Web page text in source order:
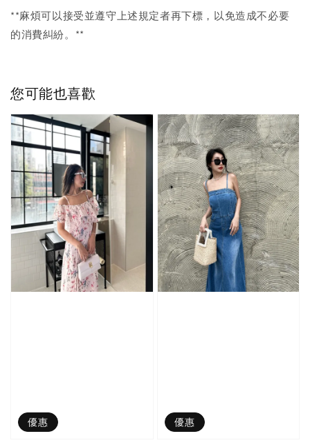
**麻煩可以接受並遵守上述規定者再下標，以免造成不必要
的消費糾紛。**
您可能也喜歡
優惠 優惠